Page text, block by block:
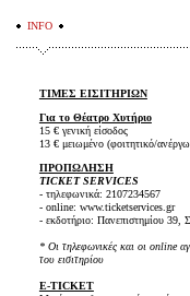
INFO
ΤΙΜΕΣ ΕΙΣΙΤΗΡΙΩΝ
Για το Θέατρο Χυτήριο
15 € γενική είσοδος
13 € μειωμένο (φοιτητικό/
ΠΡΟΠΩΛΗΣΗ
TICKET SERVICES
- τηλεφωνικά: 2107234567
- online: www.ticketservices.gr
- εκδοτήριο: Πανεπιστημίου 39,
* Οι τηλεφωνικές και οι online
του εισιτηρίου
E-TICKET